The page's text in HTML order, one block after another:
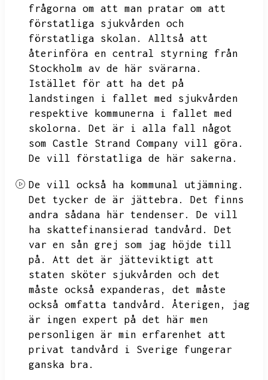
frågorna om att man pratar om att
förstatliga sjukvården och
förstatliga skolan.
Alltså att
återinföra en central styrning från
Stockholm av de här svärarna.
Istället för att ha det på
landstingen i fallet med sjukvården
respektive kommunerna i fallet med
skolorna.
Det är i alla fall något
som Castle Strand Company vill göra.
De vill förstatliga de här sakerna.
De vill också ha kommunal utjämning.
Det tycker de är jättebra.
Det finns
andra sådana här tendenser.
De vill
ha skattefinansierad tandvård.
Det
var en sån grej som jag höjde till
på.
Att det är jätteviktigt att
staten sköter sjukvården och det
måste också expanderas,
det måste
också omfatta tandvård.
Återigen,
jag
är ingen expert på det här men
personligen är min erfarenhet att
privat tandvård i Sverige fungerar
ganska bra.